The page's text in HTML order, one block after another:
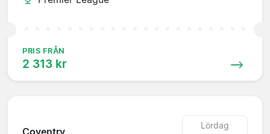
PRIS FRÅN
2 313 kr
Lördag